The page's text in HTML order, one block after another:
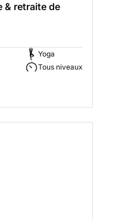
& retraite de
Yoga
Tous niveaux